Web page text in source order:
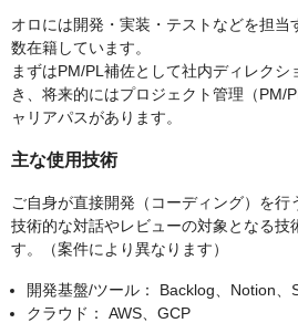
オロには開発・実装・テストなどを担当
数在籍しています。
まずはPM/PL補佐として社内ディレク
き、将来的にはプロジェクト管理（PM/
ャリアパスがあります。
主な使用技術
ご自身が直接開発（コーディング）を行
技術的な対話やレビューの対象となる技
す。（案件により異なります）
開発基盤/ツール： Backlog、Notion
クラウド： AWS、GCP